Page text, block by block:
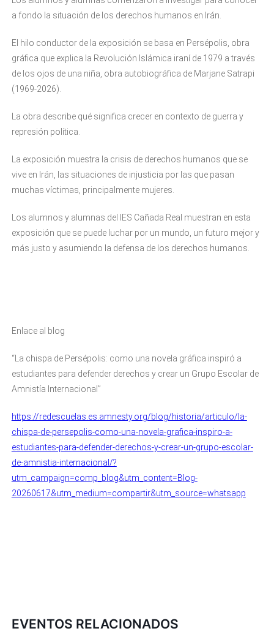
a fondo la situación de los derechos humanos en Irán.
El hilo conductor de la exposición se basa en Persépolis, obra
gráfica que explica la Revolución Islámica iraní de 1979 a través
de los ojos de una niña, obra autobiográfica de Marjane Satrapi
(1969-2026).
La obra describe qué significa crecer en contexto de guerra y
represión política.
La exposición muestra la crisis de derechos humanos que se
vive en Irán, las situaciones de injusticia por las que pasan
muchas víctimas, principalmente mujeres.
Los alumnos y alumnas del IES Cañada Real muestran en esta
exposición que se puede luchar por un mundo, un futuro mejor y
más justo y asumiendo la defensa de los derechos humanos.
Enlace al blog
“La chispa de Persépolis: como una novela gráfica inspiró a
estudiantes para defender derechos y crear un Grupo Escolar de
Amnistía Internacional”
https://redescuelas.es.amnesty.org/blog/historia/articulo/la-
chispa-de-persepolis-como-una-novela-grafica-inspiro-a-
estudiantes-para-defender-derechos-y-crear-un-grupo-escolar-
de-amnistia-internacional/?
utm_campaign=comp_blog&utm_content=Blog-
20260617&utm_medium=compartir&utm_source=whatsapp
EVENTOS RELACIONADOS